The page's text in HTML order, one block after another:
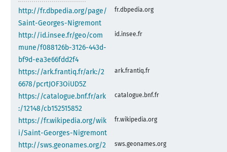
http://fr.dbpedia.org/page/
Saint-Georges-Nigremont
fr.dbpedia.org
http://id.insee.fr/geo/com
mune/f088126b-3126-443d-
bf9d-ea3e66fdd2f4
id.insee.fr
https://ark.frantiq.fr/ark:/2
6678/pcrtJOF3OiUD5Z
ark.frantiq.fr
https://catalogue.bnf.fr/ark
:/12148/cb152515852
catalogue.bnf.fr
https://fr.wikipedia.org/wik
i/Saint-Georges-Nigremont
fr.wikipedia.org
http://sws.geonames.org/2
sws.geonames.org